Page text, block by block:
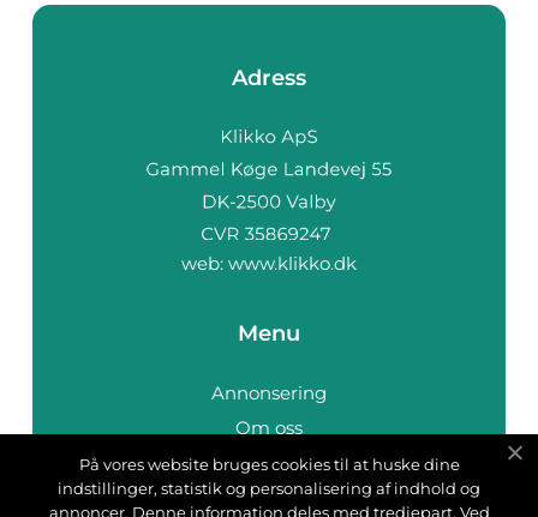
Adress
web: www.klikko.dk
Menu
Annonsering
Om oss
Cookies
Kontakta oss
På vores website bruges cookies til at huske dine
indstillinger, statistik og personalisering af indhold og
annoncer. Denne information deles med tredjepart. Ved